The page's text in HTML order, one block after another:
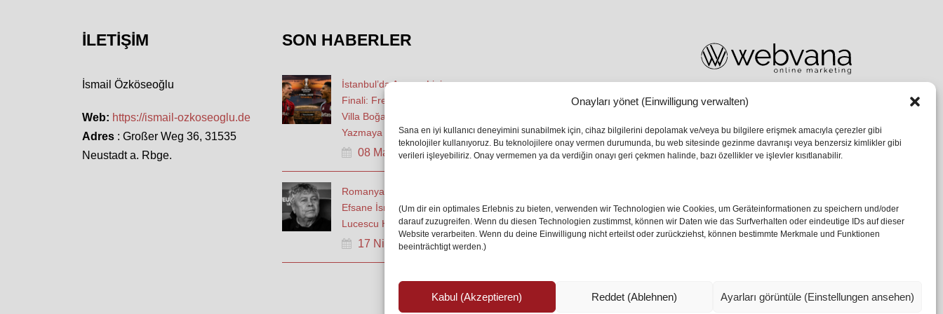
Onayları yönet (Einwilligung verwalten)
Sana en iyi kullanıcı deneyimini sunabilmek için, cihaz bilgilerini depolamak ve/veya bu bilgilere erişmek amacıyla çerezler gibi
teknolojiler kullanıyoruz. Bu teknolojilere onay vermen durumunda, bu web sitesinde gezinme davranışı veya benzersiz kimlikler gibi
verileri işleyebiliriz. Onay vermemen ya da verdiğin onayı geri çekmen halinde, bazı özellikler ve işlevler kısıtlanabilir.
(Um dir ein optimales Erlebnis zu bieten, verwenden wir Technologien wie Cookies, um Geräteinformationen zu speichern und/oder
darauf zuzugreifen. Wenn du diesen Technologien zustimmst, können wir Daten wie das Surfverhalten oder eindeutige IDs auf dieser
Website verarbeiten. Wenn du deine Einwilligung nicht erteilst oder zurückziehst, können bestimmte Merkmale und Funktionen
beeinträchtigt werden.)
Kabul (Akzeptieren) Reddet (Ablehnen) Ayarları görüntüle (Einstellungen ansehen)
İLETIŞIM
İsmail Özköseoğlu
Web: https://ismail-ozkoseoglu.de
Adres : Großer Weg 36, 31535
Neustadt a. Rbge.
SON HABERLER
İstanbul’da Avrupa Ligi
Finali: Freiburg ve Aston
Villa Boğaz’da Tarih
Yazmaya Hazırlanıyor
08 May 2026
Romanya Futbolunun
Efsane İsmi Mircea
Lucescu Hayatını Kaybetti
17 Nis 2026